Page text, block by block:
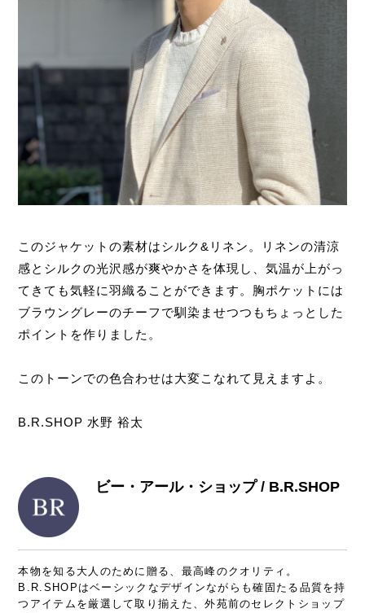
このジャケットの素材はシルク&リネン。リネンの清涼
感とシルクの光沢感が爽やかさを体現し、気温が上がっ
てきても気軽に羽織ることができます。胸ポケットには
ブラウングレーのチーフで馴染ませつつもちょっとした
ポイントを作りました。
このトーンでの色合わせは大変こなれて見えますよ。
B.R.SHOP 水野 裕太
ビー・アール・ショップ / B.R.SHOP
本物を知る大人のために贈る、最高峰のクオリティ。
B.R.SHOPはベーシックなデザインながらも確固たる品質を持
つアイテムを厳選して取り揃えた、外苑前のセレクトショップ